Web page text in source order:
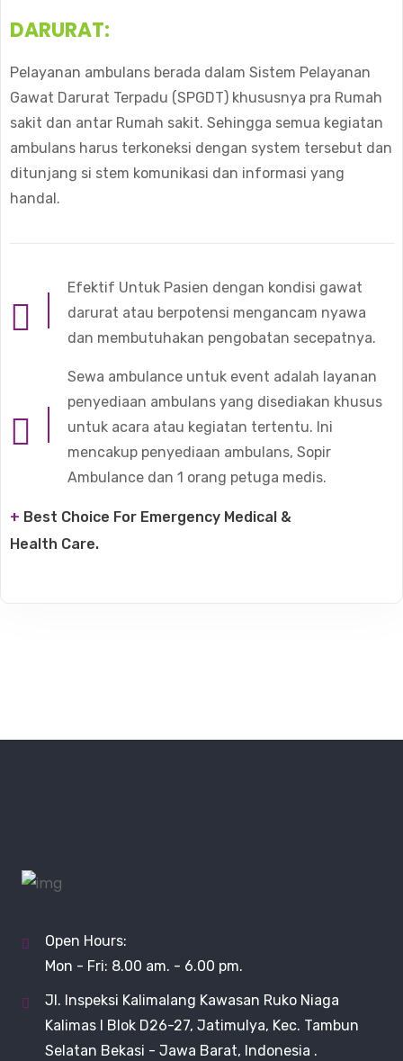
DARURAT:
Pelayanan ambulans berada dalam Sistem Pelayanan
Gawat Darurat Terpadu (SPGDT) khususnya pra Rumah
sakit dan antar Rumah sakit. Sehingga semua kegiatan
ambulans harus terkoneksi dengan system tersebut dan
ditunjang si stem komunikasi dan informasi yang
handal.
Efektif Untuk Pasien dengan kondisi gawat
darurat atau berpotensi mengancam nyawa
dan membutuhakan pengobatan secepatnya.
Sewa ambulance untuk event adalah layanan
penyediaan ambulans yang disediakan khusus
untuk acara atau kegiatan tertentu. Ini
mencakup penyediaan ambulans, Sopir
Ambulance dan 1 orang petuga medis.
+ Best Choice For Emergency Medical &
Health Care.
Open Hours:
Mon - Fri: 8.00 am. - 6.00 pm.
Jl. Inspeksi Kalimalang Kawasan Ruko Niaga
Kalimas I Blok D26-27, Jatimulya, Kec. Tambun
Selatan Bekasi - Jawa Barat, Indonesia .